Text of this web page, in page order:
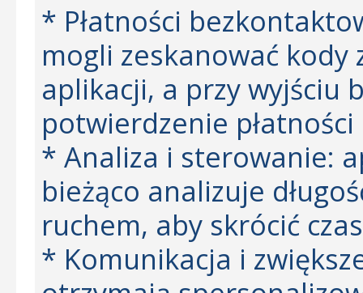
* Płatności
mogli zeskanować
aplikacji, a przy wyjściu
potwierdzenie
* Analiza i sterowanie:
bieżąco analizuje
ruchem, aby skrócić
* Komunikacja i